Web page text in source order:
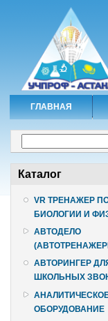
ГЛАВНАЯ
Каталог
VR ТРЕНАЖЕР
БИОЛОГИИ И
АВТОДЕЛО
АВТОРИНГЕР
ШКОЛЬНЫХ
ОБОРУДОВАНИЕ